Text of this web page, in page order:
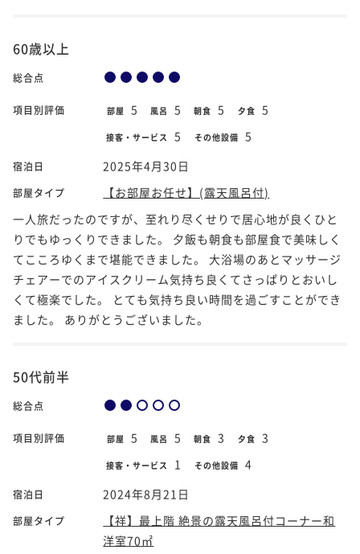
60歳以上
総合点
項目別評価 部屋 5 風呂 5 朝食 5 夕食 5
接客・サービス 5 その他設備 5
宿泊日 2025年4月30日
部屋タイプ
【お部屋お任せ】(露天風呂付)
一人旅だったのですが、至れり尽くせりで居心地が良くひと
りでもゆっくりできました。 夕飯も朝食も部屋食で美味しく
てこころゆくまで堪能できました。 大浴場のあとマッサージ
チェアーでのアイスクリーム気持ち良くてさっぱりとおいし
くて極楽でした。 とても気持ち良い時間を過ごすことができ
ました。 ありがとうございました。
50代前半
総合点
項目別評価 部屋 5 風呂 5 朝食 3 夕食 3
接客・サービス 1 その他設備 4
宿泊日 2024年8月21日
部屋タイプ
【祥】最上階 絶景の露天風呂付コーナー和
洋室70㎡